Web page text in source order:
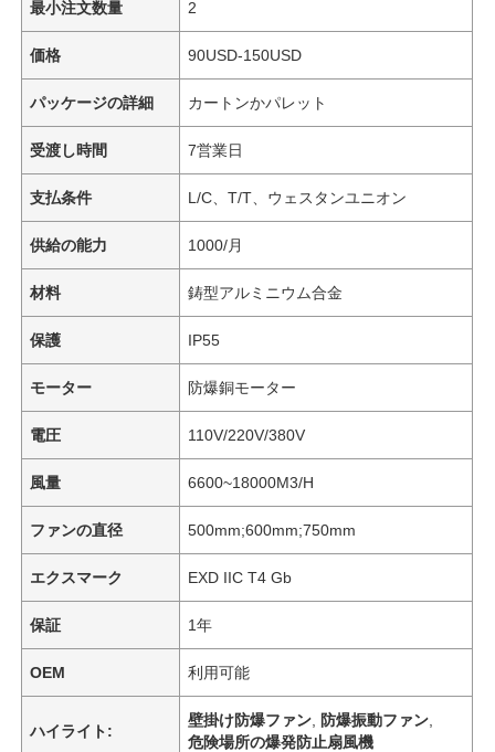
最小注文数量 2
価格 90USD-150USD
パッケージの詳細 カートンかパレット
受渡し時間 7営業日
支払条件 L/C、T/T、ウェスタンユニオン
供給の能力 1000/月
材料 鋳型アルミニウム合金
保護 IP55
モーター 防爆銅モーター
電圧 110V/220V/380V
風量 6600~18000M3/H
ファンの直径 500mm;600mm;750mm
エクスマーク EXD IIC T4 Gb
保証 1年
OEM 利用可能
ハイライト:
壁掛け防爆ファン 防爆振動ファン
危険場所の爆発防止扇風機